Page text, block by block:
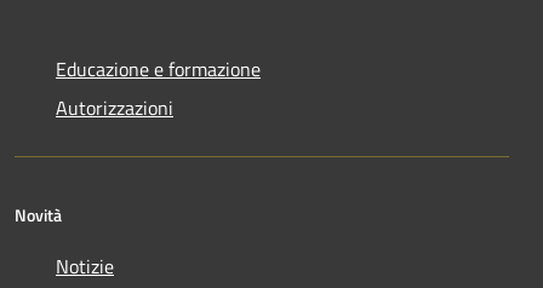
Educazione e formazione
Autorizzazioni
Novità
Notizie